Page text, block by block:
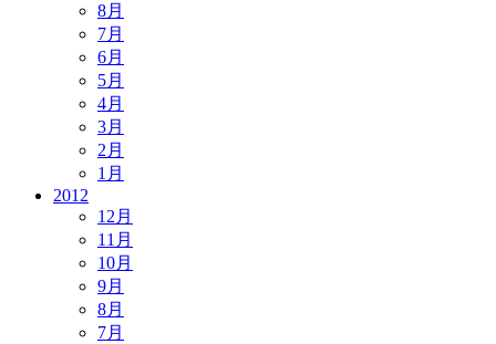
8月
7月
6月
5月
4月
3月
2月
1月
2012
12月
11月
10月
9月
8月
7月